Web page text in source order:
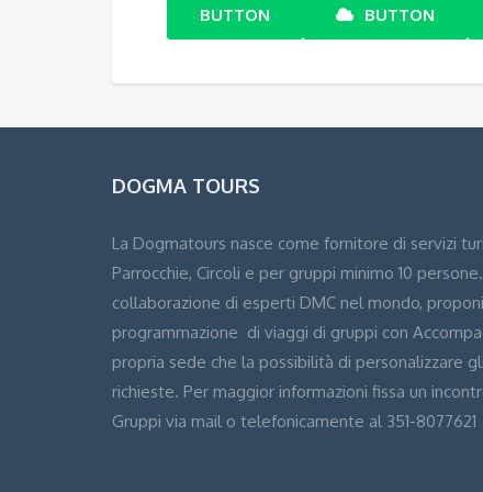
BUTTON BUTTON
DOGMA TOURS
La Dogmatours nasce come fornitore di servizi
Parrocchie, Circoli e per gruppi minimo 10
collaborazione di esperti DMC nel mondo,
programmazione di viaggi di gruppi con
propria sede che la possibilità di personalizzare
richieste. Per maggior informazioni fissa un
Gruppi via mail o telefonicamente al 351-8077621